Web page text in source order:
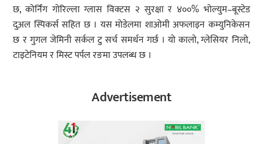
छ, कोर्निंग गोरिल्ला ग्लास विक्टस २ सुरक्षा र ४००% भोल्युम–बूस्टेड
दुअल स्पिकर्स सहित छ । यस मोडेलमा शाओमी अफलाइन कम्युनिकेसन
छ र गुगल जेमिनी सर्कल टु सर्च समर्थन गर्छ । यो कालो, ग्लेसियर निलो,
टाइटेनियम र मिस्ट पर्पल रङमा उपलब्ध छ ।
Advertisement